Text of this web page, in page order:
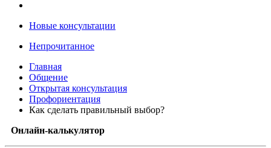
Новые консультации
Непрочитанное
Главная
Общение
Открытая консультация
Профориентация
Как сделать правильный выбор?
Онлайн-калькулятор